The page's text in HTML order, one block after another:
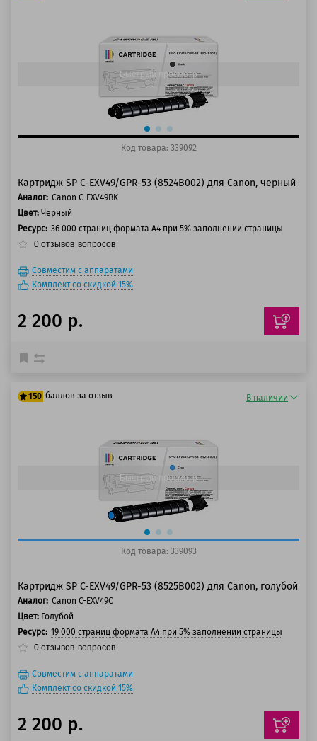
Быстрый просмотр
Код товара: 339092
Картридж SP C-EXV49/GPR-53 (8524B002) для Canon, черный
Аналог: Canon C-EXV49BK
Цвет: Черный
Ресурс: 36 000 страниц формата А4 при 5% заполнении страницы
0 отзывов вопросов
Совместим с аппаратами
Комплект со скидкой 15%
2 200 р.
150 баллов за отзыв В наличии
Быстрый просмотр
Код товара: 339093
Картридж SP C-EXV49/GPR-53 (8525B002) для Canon, голубой
Аналог: Canon C-EXV49C
Цвет: Голубой
Ресурс: 19 000 страниц формата А4 при 5% заполнении страницы
0 отзывов вопросов
Совместим с аппаратами
Комплект со скидкой 15%
2 200 р.